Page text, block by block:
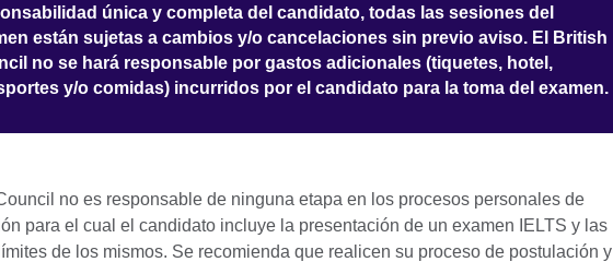
única y completa del candidato, todas las sesiones del
están sujetas a cambios y/o cancelaciones sin previo aviso. El British
no se hará responsable por gastos adicionales (tiquetes, hotel,
y/o comidas) incurridos por el candidato para la toma del examen.
no es responsable de ninguna etapa en los procesos personales de
para el cual el candidato incluye la presentación de un examen IELTS y las
de los mismos. Se recomienda que realicen su proceso de postulación y